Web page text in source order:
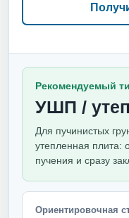
Рекомендуемый
УШП /
Для пучинистых
утепленная плита:
пучения и сразу
Ориентировочная